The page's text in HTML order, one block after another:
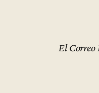
El Correo